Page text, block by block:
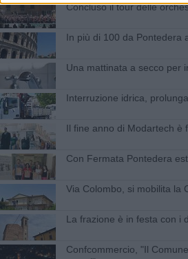
Concluso il tour delle
In più di 100 da Pontedera
Una mattinata a secco per
Interruzione idrica,
Il fine anno di Modartech è
Con Fermata Pontedera
Via Colombo, si mobilita la
La frazione è in festa con i
Confcommercio, "Il